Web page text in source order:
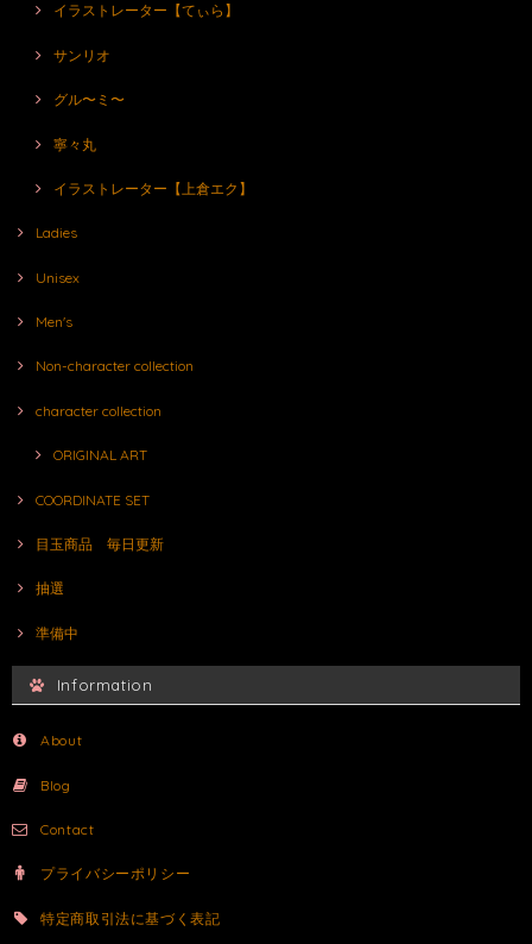
イラストレーター【てぃら】
サンリオ
グル〜ミ〜
寧々丸
イラストレーター【上倉エク】
Ladies
Unisex
Men's
Non-character collection
character collection
ORIGINAL ART
COORDINATE SET
目玉商品 毎日更新
抽選
準備中
Information
About
Blog
Contact
プライバシーポリシー
特定商取引法に基づく表記